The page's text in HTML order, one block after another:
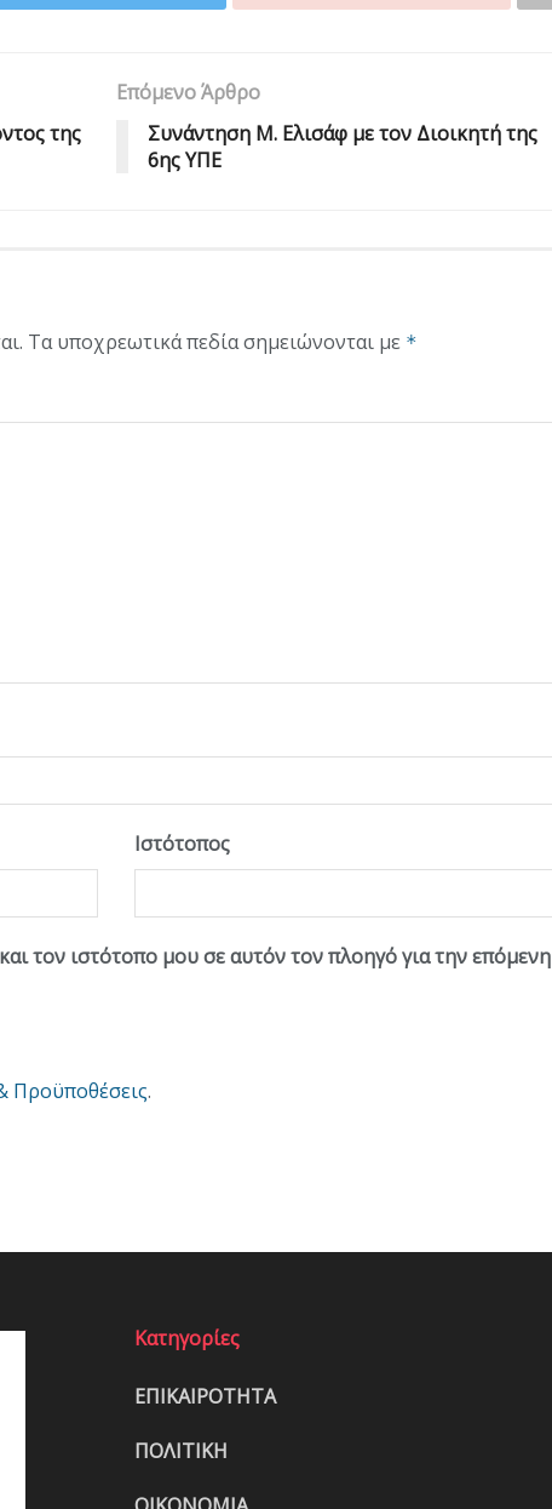
της
Επόμενο Άρθρο
Συνάντηση M. Eλισάφ με τον Διοικητή της
6ης ΥΠΕ
Τα υποχρεωτικά πεδία σημειώνονται με *
Ιστότοπος
τον ιστότοπο μου σε αυτόν τον πλοηγό για την επόμενη
Προϋποθέσεις.
Κατηγορίες
ΕΠΙΚΑΙΡΟΤΗΤΑ
ΠΟΛΙΤΙΚΗ